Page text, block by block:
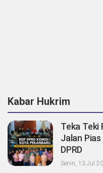
Kabar Hukrim
Teka Teki
Jalan
DPRD
Senin, 13 Jul